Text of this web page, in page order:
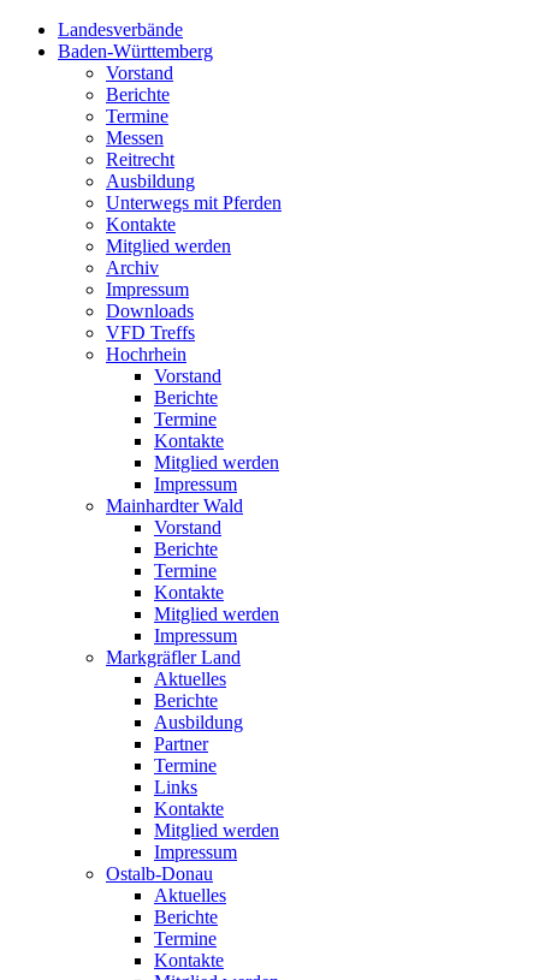
Landesverbände
Baden-Württemberg
Vorstand
Berichte
Termine
Messen
Reitrecht
Ausbildung
Unterwegs mit Pferden
Kontakte
Mitglied werden
Archiv
Impressum
Downloads
VFD Treffs
Hochrhein
Vorstand
Berichte
Termine
Kontakte
Mitglied werden
Impressum
Mainhardter Wald
Vorstand
Berichte
Termine
Kontakte
Mitglied werden
Impressum
Markgräfler Land
Aktuelles
Berichte
Ausbildung
Partner
Termine
Links
Kontakte
Mitglied werden
Impressum
Ostalb-Donau
Aktuelles
Berichte
Termine
Kontakte